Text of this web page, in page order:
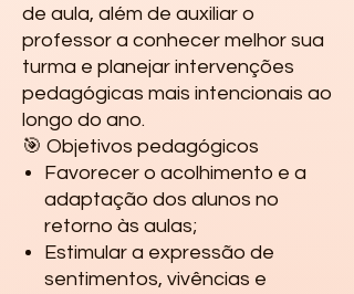
de aula, além de auxiliar o
professor a conhecer melhor sua
turma e planejar intervenções
pedagógicas mais intencionais ao
longo do ano.
🎯 Objetivos pedagógicos
Favorecer o acolhimento e a
adaptação dos alunos no
retorno às aulas;
Estimular a expressão de
sentimentos, vivências e